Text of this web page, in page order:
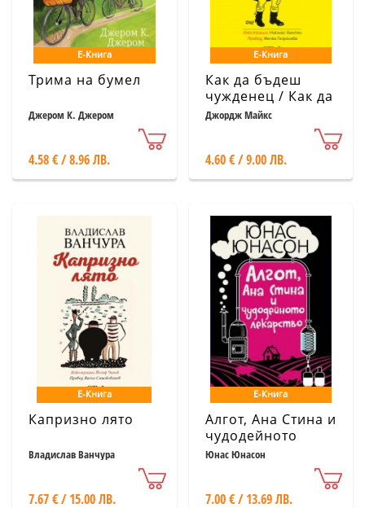
Е-Книга
Трима на бумел
Джером К. Джером
4.58 € / 8.96 ЛВ.
Е-Книга
Как да бъдеш
чужденец / Как да
бъдеш упадъчен
Джордж Майкс
4.60 € / 9.00 ЛВ.
Е-Книга
Капризно лято
Владислав Ванчура
7.67 € / 15.00 ЛВ.
Е-Книга
Алгот, Ана Стина и
чудодейното
лекарство
Юнас Юнасон
7.00 € / 13.69 ЛВ.